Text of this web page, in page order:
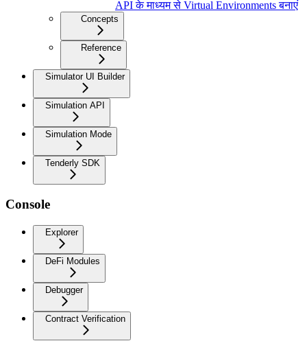
API के माध्यम से Virtual Environments बनाएं
Concepts
Reference
Simulator UI Builder
Simulation API
Simulation Mode
Tenderly SDK
Console
Explorer
DeFi Modules
Debugger
Contract Verification